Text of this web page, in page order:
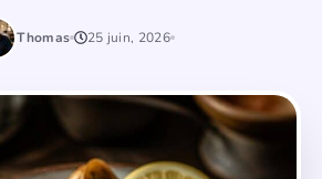
Thomas 25 juin, 2026